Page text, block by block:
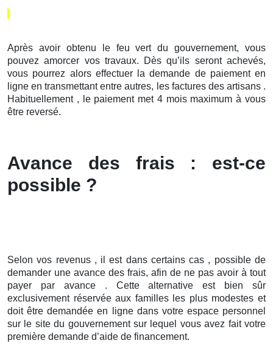
Après avoir obtenu le feu vert du gouvernement, vous
pouvez amorcer vos travaux. Dès qu’ils seront achevés,
vous pourrez alors effectuer la demande de paiement en
ligne en transmettant entre autres, les factures des artisans .
Habituellement , le paiement met 4 mois maximum à vous
être reversé.
Avance des frais : est-ce
possible ?
Selon vos revenus , il est dans certains cas , possible de
demander une avance des frais, afin de ne pas avoir à tout
payer par avance . Cette alternative est bien sûr
exclusivement réservée aux familles les plus modestes et
doit être demandée en ligne dans votre espace personnel
sur le site du gouvernement sur lequel vous avez fait votre
première demande d’aide de financement.